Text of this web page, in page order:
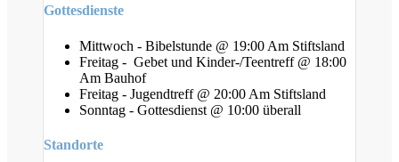
Gottesdienste
Mittwoch - Bibelstunde @ 19:00 Am Stiftsland
Freitag - Gebet und Kinder-/Teentreff @ 18:00
Am Bauhof
Freitag - Jugendtreff @ 20:00 Am Stiftsland
Sonntag - Gottesdienst @ 10:00 überall
Standorte